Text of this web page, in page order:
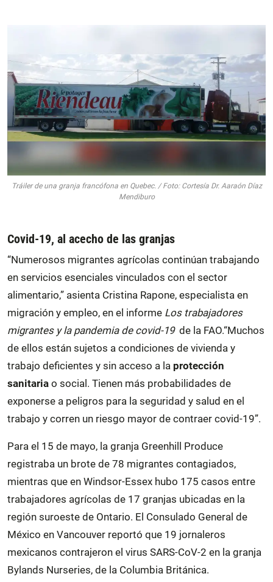
Tráiler de una granja francófona en Quebec. / Foto: Cortesía Dr. Aaraón Díaz
Mendiburo
Covid-19, al acecho de las granjas
“Numerosos migrantes agrícolas continúan trabajando
en servicios esenciales vinculados con el sector
alimentario,” asienta Cristina Rapone, especialista en
migración y empleo, en el informe Los trabajadores
migrantes y la pandemia de covid-19de la FAO.“Muchos
de ellos están sujetos a condiciones de vivienda y
trabajo deficientes y sin acceso a la protección
sanitaria o social. Tienen más probabilidades de
exponerse a peligros para la seguridad y salud en el
trabajo y corren un riesgo mayor de contraer covid-19”.
Para el 15 de mayo, la granja Greenhill Produce
registraba un brote de 78 migrantes contagiados,
mientras que en Windsor-Essex hubo 175 casos entre
trabajadores agrícolas de 17 granjas ubicadas en la
región suroeste de Ontario. El Consulado General de
México en Vancouver reportó que 19 jornaleros
mexicanos contrajeron el virus SARS-CoV-2 en la granja
Bylands Nurseries, de la Columbia Británica.